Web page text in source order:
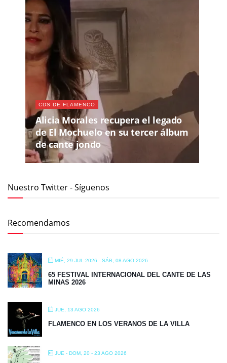
CDS DE FLAMENCO
Alicia Morales recupera el legado
de El Mochuelo en su tercer álbum
de cante jondo
Nuestro Twitter - Síguenos
Recomendamos
MIÉ, 29 JUL 2026 - SÁB, 08 AGO 2026
65 FESTIVAL INTERNACIONAL DEL CANTE DE LAS
MINAS 2026
JUE, 13 AGO 2026
FLAMENCO EN LOS VERANOS DE LA VILLA
JUE - DOM, 20 - 23 AGO 2026